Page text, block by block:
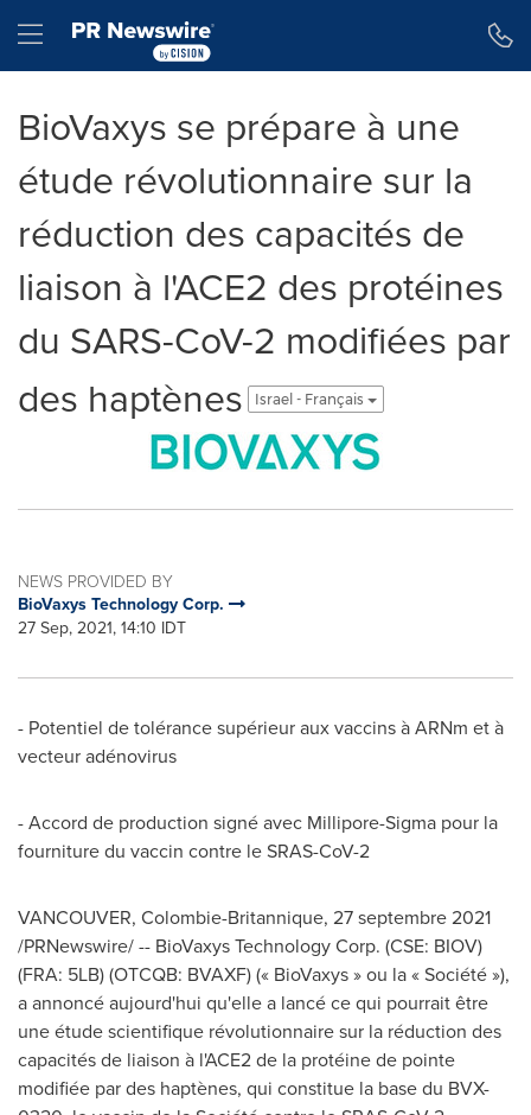
Hamburger menu
BioVaxys se prépare à une
étude révolutionnaire sur la
réduction des capacités de
liaison à l'ACE2 des protéines
du SARS-CoV-2 modifiées par
des haptènes
Israel - Français
NEWS PROVIDED BY
BioVaxys Technology Corp.
27 Sep, 2021, 14:10 IDT
- Potentiel de tolérance supérieur aux vaccins à ARNm et à
vecteur adénovirus
- Accord de production signé avec Millipore-Sigma pour la
fourniture du vaccin contre le SRAS-CoV-2
VANCOUVER, Colombie-Britannique, 27 septembre 2021
/PRNewswire/ -- BioVaxys Technology Corp. (CSE: BIOV)
(FRA: 5LB) (OTCQB: BVAXF) (« BioVaxys » ou la « Société »),
a annoncé aujourd'hui qu'elle a lancé ce qui pourrait être
une étude scientifique révolutionnaire sur la réduction des
capacités de liaison à l'ACE2 de la protéine de pointe
modifiée par des haptènes, qui constitue la base du BVX-